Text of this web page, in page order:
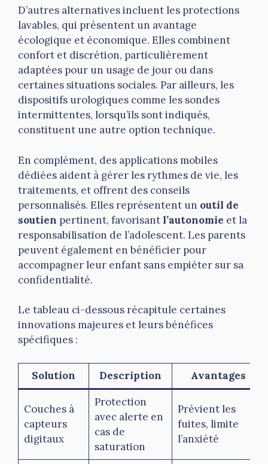
D’autres alternatives incluent les protections
lavables, qui présentent un avantage
écologique et économique. Elles combinent
confort et discrétion, particulièrement
adaptées pour un usage de jour ou dans
certaines situations sociales. Par ailleurs, les
dispositifs urologiques comme les sondes
intermittentes, lorsqu’ils sont indiqués,
constituent une autre option technique.
En complément, des applications mobiles
dédiées aident à gérer les rythmes de vie, les
traitements, et offrent des conseils
personnalisés. Elles représentent un outil de
soutien pertinent, favorisant l’autonomie et la
responsabilisation de l’adolescent. Les parents
peuvent également en bénéficier pour
accompagner leur enfant sans empiéter sur sa
confidentialité.
Le tableau ci-dessous récapitule certaines
innovations majeures et leurs bénéfices
spécifiques :
Solution Description Avantages
Couches à
capteurs
digitaux
Protection
avec alerte en
cas de
saturation
Prévient les
fuites, limite
l’anxiété